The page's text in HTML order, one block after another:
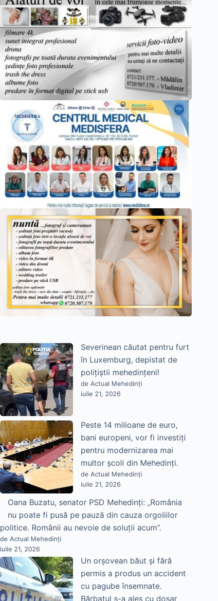
Severinean căutat pentru furt
în Luxemburg, depistat de
polițiștii mehedințeni!
de Actual Mehedinți
iulie 21, 2026
Peste 14 milioane de euro,
bani europeni, vor fi investiți
pentru modernizarea mai
multor școli din Mehedinți.
de Actual Mehedinți
iulie 21, 2026
Oana Buzatu, senator PSD Mehedinți: „România
nu poate fi pusă pe pauză din cauza orgoliilor
politice. Românii au nevoie de soluții acum”.
de Actual Mehedinți
iulie 21, 2026
Un orșovean băut și fără
permis a produs un accident
cu pagube însemnate.
Bărbatul s-a ales cu dosar